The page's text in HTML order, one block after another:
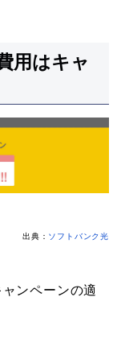
用はキャ
出典： ソフトバンク光
ンペーンの適